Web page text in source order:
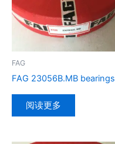
FAG
FAG 23056B.MB bearings
阅读更多